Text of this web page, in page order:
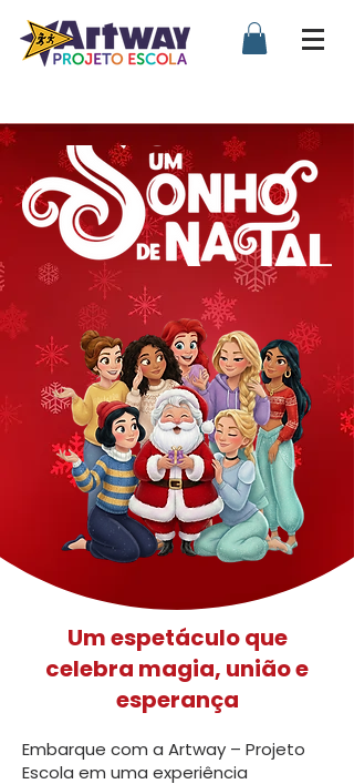
Um espetáculo que
celebra magia, união e
esperança
Embarque com a Artway – Projeto
Escola em uma experiência